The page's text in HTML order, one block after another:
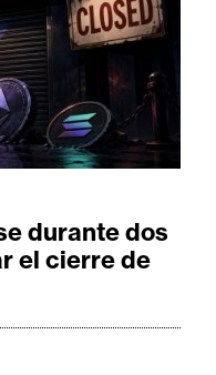
durante dos
el cierre de